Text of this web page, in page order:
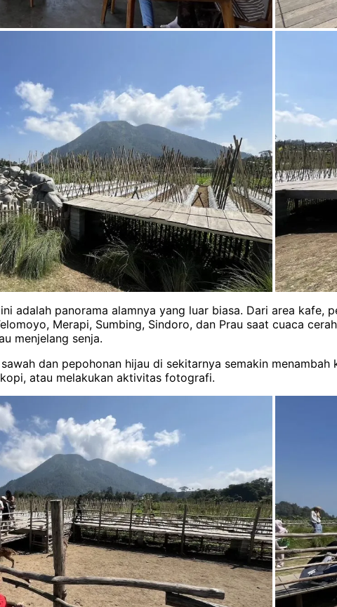
adalah panorama alamnya yang luar biasa. Dari area kafe,
Merapi, Sumbing, Sindoro, dan Prau saat cuaca
menjelang senja.
dan pepohonan hijau di sekitarnya semakin
atau melakukan aktivitas fotografi.